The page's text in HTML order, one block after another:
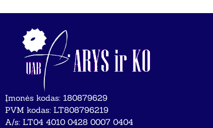
Įmonės kodas: 180879629
PVM kodas: LT808796219
A/s: LT04 4010 0428 0007 0404